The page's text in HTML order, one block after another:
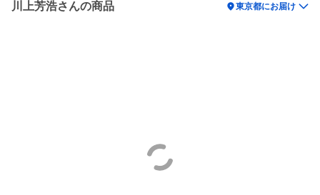
川上芳浩さんの商品 location_on東京都にお届け